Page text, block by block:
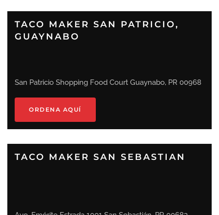
TACO MAKER SAN PATRICIO,
GUAYNABO
San Patricio Shopping Food Court Guaynabo, PR 00968
ORDENA AQUÍ
TACO MAKER SAN SEBASTIAN